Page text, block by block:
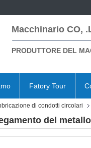
Macchinario CO,
PRODUTTORE DEL
Fatory Tour
di condotti circolari
del